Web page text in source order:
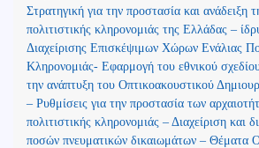
Στρατηγική για την προστασία και ανάδειξη
πολιτιστικής κληρονομιάς της Ελλάδας –
Διαχείρισης Επισκέψιμων Χώρων Ενάλιας
Κληρονομιάς- Εφαρμογή του εθνικού
την ανάπτυξη του Οπτικοακουστικού
– Ρυθμίσεις για την προστασία των
πολιτιστικής κληρονομιάς – Διαχείριση και
ποσών πνευματικών δικαιωμάτων – Θέματα